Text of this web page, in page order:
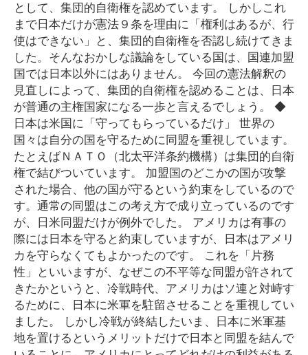
として、集団的自衛権を認めています。 しかしこれ
まで日本だけが憲法９条を理由に「権利はあるが、行
使はできない」と、集団的自衛権を否認し続けてきま
した。そんなおかしな議論をしている国は、国連加盟
国では日本以外にはありません。 今回の憲法解釈の
見直しによって、集団的自衛権を認めることは、日本
が普通の主権国家になる一歩と言えるでしょう。 ◆
日本は米国に「守ってもらっているだけ」 世界の
国々は自分の国を守るために同盟を重視しています。
たとえばＮＡＴＯ（北太平洋条約機構）は集団的自衛
権で結びついています。 加盟国のどこかの国が攻撃
された場合、他の国が守るという約束をしているので
す。通常の同盟はこの考え方で成り立っているのです
が、日米同盟だけが例外でした。 アメリカは有事の
際には日本を守ると約束していますが、日本はアメリ
カを守らなくてもよかったのです。 これを「片務
性」といいますが、なぜこの不平等な同盟が許されて
きたかというと、冷戦時代、アメリカはソ連と対峙す
るために、日本に米軍を駐留させることを重視してい
ました。 しかし冷戦が終結したいま、日本に米軍基
地を置けるというメリットだけで日本と同盟を結んで